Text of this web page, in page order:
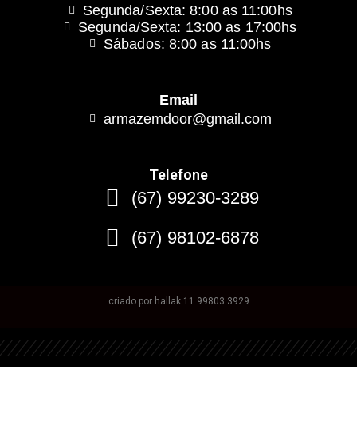
Segunda/Sexta: 8:00 as 11:00hs
Segunda/Sexta: 13:00 as 17:00hs
Sábados: 8:00 as 11:00hs
Email
armazemdoor@gmail.com
Telefone
(67) 99230-3289
(67) 98102-6878
criado por hallak 11 99803 3929